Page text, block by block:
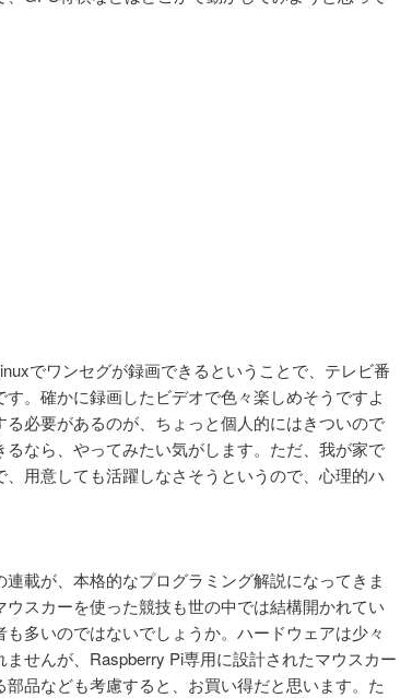
でワンセグが録画できるということで、テレビ番
。確かに録画したビデオで色々楽しめそうですよ
必要があるのが、ちょっと個人的にはきついので
なら、やってみたい気がします。ただ、我が家で
用意しても活躍しなさそうというので、心理的ハ
載が、本格的なプログラミング解説になってきま
スカーを使った競技も世の中では結構開かれてい
多いのではないでしょうか。ハードウェアは少々
せんが、Raspberry Pi専用に設計されたマウスカー
品なども考慮すると、お買い得だと思います。た